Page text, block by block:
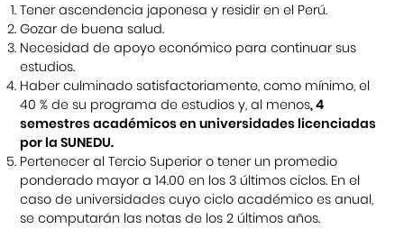
Tener ascendencia japonesa y residir en el Perú.
Gozar de buena salud.
Necesidad de apoyo económico para continuar sus
estudios.
Haber culminado satisfactoriamente, como mínimo, el
40 % de su programa de estudios y, al menos, 4
semestres académicos en universidades licenciadas
por la SUNEDU.
Pertenecer al Tercio Superior o tener un promedio
ponderado mayor a 14.00 en los 3 últimos ciclos. En el
caso de universidades cuyo ciclo académico es anual,
se computarán las notas de los 2 últimos años.